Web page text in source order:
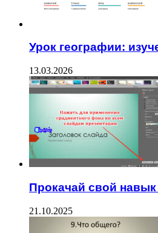
Урок географии:
13.03.2026
Прокачай свой навык
21.10.2025